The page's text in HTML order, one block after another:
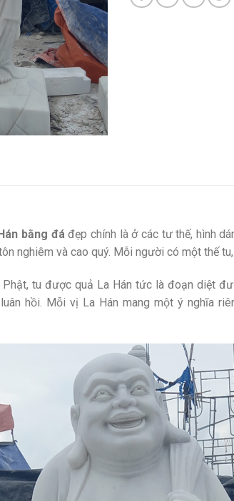
bằng đáđẹp chính là ở các tư thế, hình
nghiêm và cao quý. Mỗi người có một thế
tu được quả La Hán tức là đoạn diệt
hồi. Mỗi vị La Hán mang một ý nghĩa